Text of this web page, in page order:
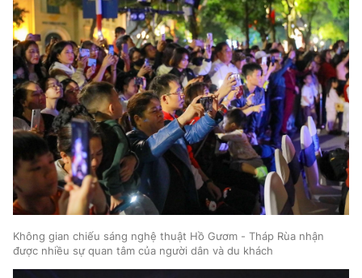
Không gian chiếu sáng nghệ thuật Hồ Gươm - Tháp Rùa nhận
được nhiều sự quan tâm của người dân và du khách